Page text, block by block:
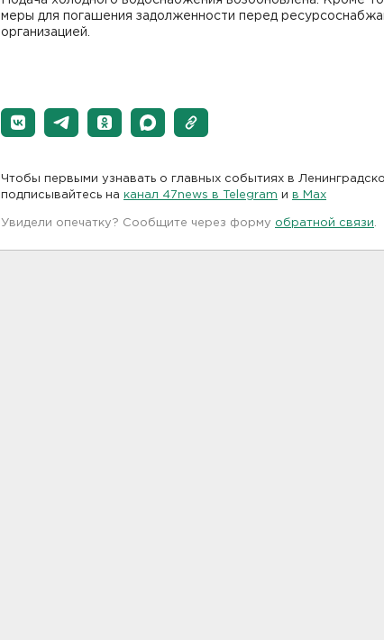
меры для погашения задолженности перед
организацией.
Чтобы первыми узнавать о главных событиях в
подписывайтесь на канал 47news в Telegram и в Maх
Увидели опечатку? Сообщите через форму обратной связи